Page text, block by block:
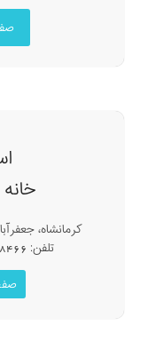
کرمانشاه،
تلفن: 09378998466 – 09184700792